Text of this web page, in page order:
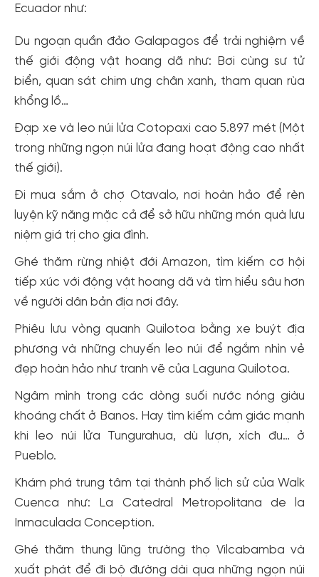
Ecuador như:
Du ngoạn quần đảo Galapagos để trải nghiệm về
thế giới động vật hoang dã như: Bơi cùng sư tử
biển, quan sát chim ưng chân xanh, tham quan rùa
khổng lồ…
Đạp xe và leo núi lửa Cotopaxi cao 5.897 mét (Một
trong những ngọn núi lửa đang hoạt động cao nhất
thế giới).
Đi mua sắm ở chợ Otavalo, nơi hoàn hảo để rèn
luyện kỹ năng mặc cả để sở hữu những món quà lưu
niệm giá trị cho gia đình.
Ghé thăm rừng nhiệt đới Amazon, tìm kiếm cơ hội
tiếp xúc với động vật hoang dã và tìm hiểu sâu hơn
về người dân bản địa nơi đây.
Phiêu lưu vòng quanh Quilotoa bằng xe buýt địa
phương và những chuyến leo núi để ngắm nhìn vẻ
đẹp hoàn hảo như tranh vẽ của Laguna Quilotoa.
Ngâm mình trong các dòng suối nước nóng giàu
khoáng chất ở Banos. Hay tìm kiếm cảm giác mạnh
khi leo núi lửa Tungurahua, dù lượn, xích đu… ở
Pueblo.
Khám phá trung tâm tại thành phố lịch sử của Walk
Cuenca như: La Catedral Metropolitana de la
Inmaculada Conception.
Ghé thăm thung lũng trường thọ Vilcabamba và
xuất phát để đi bộ đường dài qua những ngọn núi